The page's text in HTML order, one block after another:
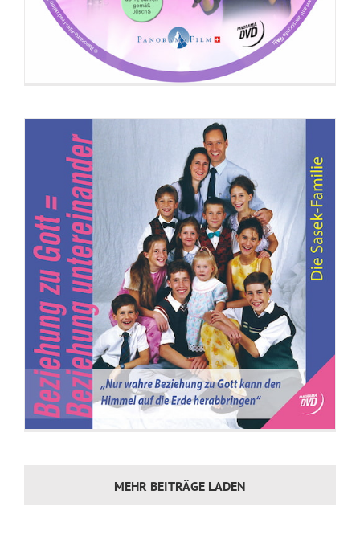
MEHR BEITRÄGE LADEN